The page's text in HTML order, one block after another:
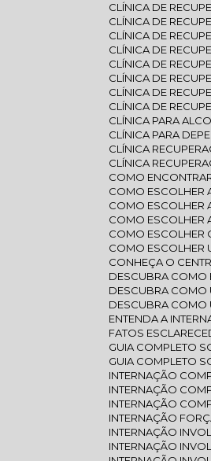
CLÍNICA DE
CLÍNICA DE
CLÍNICA DE
CLÍNICA DE
CLÍNICA DE
CLÍNICA DE
CLÍNICA DE
CLÍNICA DE
CLÍNICA PARA
CLÍNICA PARA
CLÍNICA
CLÍNICA
COMO
COMO
COMO
COMO
COMO
COMO
CONHEÇA O
DESCUBRA
DESCUBRA
DESCUBRA
ENTENDA A
FATOS
GUIA COMPLETO
GUIA COMPLETO
INTERNAÇÃO
INTERNAÇÃO
INTERNAÇÃO
INTERNAÇÃO
INTERNAÇÃO
INTERNAÇÃO